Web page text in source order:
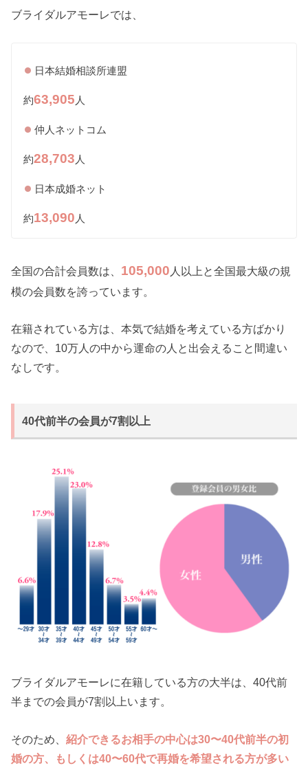
ブライダルアモーレでは、
日本結婚相談所連盟
約63,905 人
仲人ネットコム
約28,703 人
日本成婚ネット
約13,090 人
全国の合計会員数は、 105,000 人以上と全国最大級の規
模の会員数を誇っています。
在籍されている方は、本気で結婚を考えている方ばかり
なので、10万人の中から運命の人と出会えること間違い
なしです。
40代前半の会員が7割以上
ブライダルアモーレに在籍している方の大半は、40代前
半までの会員が7割以上います。
そのため、紹介できるお相手の中心は30〜40代前半の初
婚の方、もしくは40〜60代で再婚を希望される方が多い